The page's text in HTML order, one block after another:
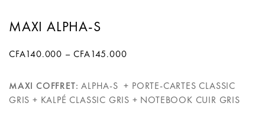
MAXI ALPHA-S
CFA140.000 –CFA145.000
MAXI COFFRET:ALPHA-S + PORTE-CARTES CLASSIC
GRIS + KALPÉ CLASSIC GRIS + NOTEBOOK CUIR GRIS